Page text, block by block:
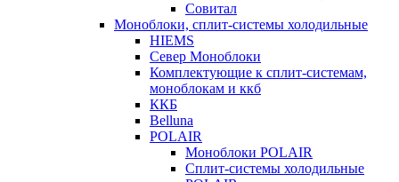
Совитал
Моноблоки, сплит-системы холодильные
HIEMS
Север Моноблоки
Комплектующие к сплит-системам,
моноблокам и ккб
ККБ
Belluna
POLAIR
Моноблоки POLAIR
Сплит-системы холодильные